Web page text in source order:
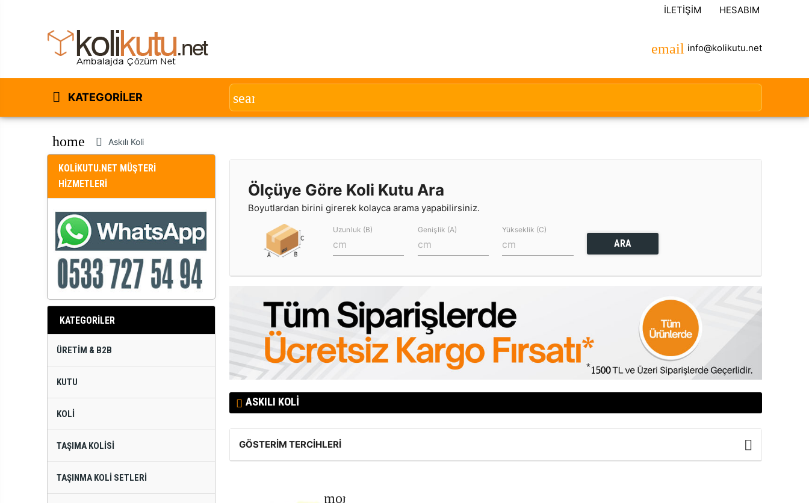
İLETIŞIM HESABIM
info@kolikutu.net
KATEGORILER
home Askılı Koli
KOLİKUTU.NET MÜŞTERİ
HİZMETLERİ
KATEGORİLER
ÜRETIM & B2B
KUTU
KOLI
TAŞIMA KOLISI
TAŞINMA KOLI SETLERI
Ölçüye Göre Koli Kutu Ara
Boyutlardan birini girerek kolayca arama yapabilirsiniz.
Uzunluk (B) Genişlik (A) Yükseklik (C)
ARA
ASKILI KOLI
GÖSTERIM TERCIHLERI